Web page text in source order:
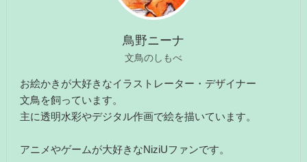
鳥野ニーナ
文鳥のしもべ
お絵かきが大好きなイラストレーター・デザイナー
文鳥を飼っています。
主に透明水彩やデジタル作画で絵を描いています。
アニメやゲームが大好きなNiziUファンです。